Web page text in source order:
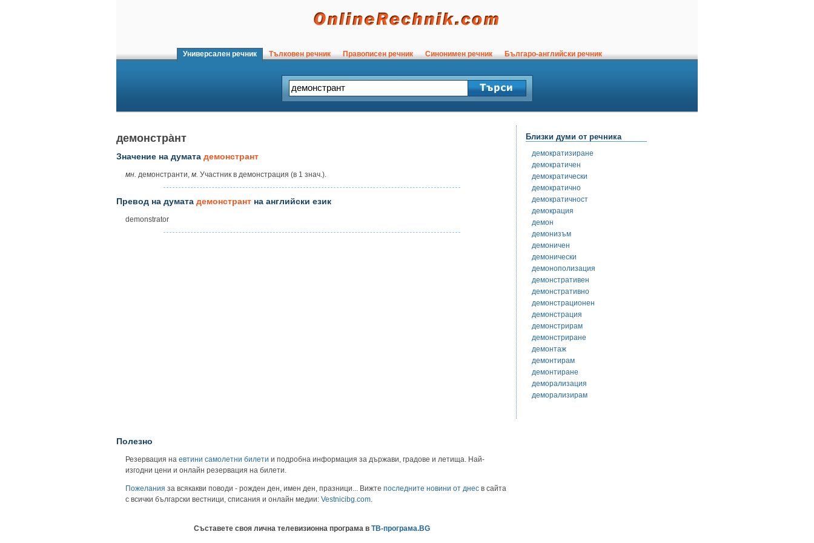
Универсален речник Тълковен речник Правописен речник Синонимен речник Българо-английски речник
демонстра̀нт
Значение на думата демонстрант
мн. демонстранти, м. Участник в демонстрация (в 1 знач.).
Превод на думата демонстрант на английски език
demonstrator
Полезно
Резервация на евтини самолетни билети и подробна информация за държави, градове и летища. Най-
изгодни цени и онлайн резервация на билети.
Пожелания за всякакви поводи - рожден ден, имен ден, празници... Вижте последните новини от днес в сайта
с всички български вестници, списания и онлайн медии: Vestnicibg.com.
Съставете своя лична телевизионна програма в ТВ-програма.BG
Близки думи от речника
демократизиране
демократичен
демократически
демократично
демократичност
демокрация
демон
демонизъм
демоничен
демонически
демонополизация
демонстративен
демонстративно
демонстрационен
демонстрация
демонстрирам
демонстриране
демонтаж
демонтирам
демонтиране
деморализация
деморализирам